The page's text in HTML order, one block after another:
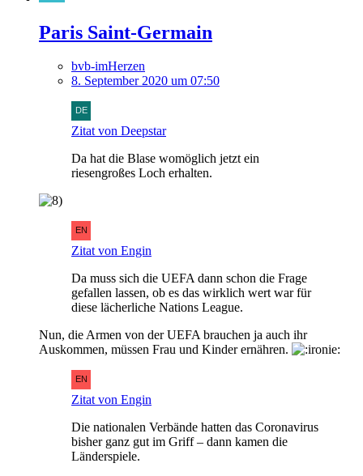
Paris Saint-Germain
bvb-imHerzen
8. September 2020 um 07:50
Zitat von Deepstar
Da hat die Blase womöglich jetzt ein
riesengroßes Loch erhalten.
Zitat von Engin
Da muss sich die UEFA dann schon die Frage
gefallen lassen, ob es das wirklich wert war für
diese lächerliche Nations League.
Nun, die Armen von der UEFA brauchen ja auch ihr
Auskommen, müssen Frau und Kinder ernähren.
Zitat von Engin
Die nationalen Verbände hatten das Coronavirus
bisher ganz gut im Griff – dann kamen die
Länderspiele.